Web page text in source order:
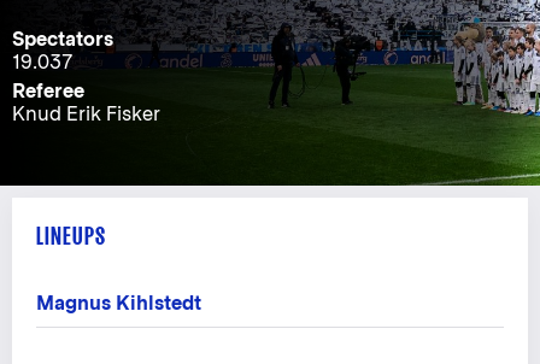
Spectators
19.037
Referee
Knud Erik Fisker
LINEUPS
Magnus Kihlstedt